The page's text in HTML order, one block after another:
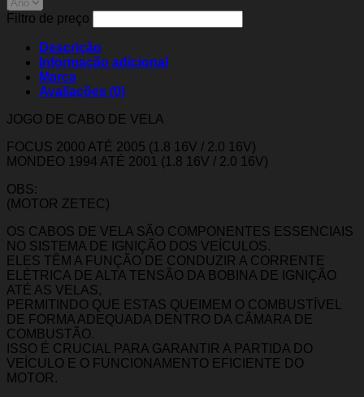
Filtro de preço
Descrição
Informação adicional
Marca
Avaliações (0)
JOGO DE CABO DE VELA
FOCUS 2000 ATÉ 2005 (1.8 16V / 2.0 16V)
MONDEO 1994 ATÉ 2001 (1.8 16V / 2.0 16V)
OBS:
(MOTOR ZETEC)
OS CABOS DE VELA SÃO COMPONENTES ESSENCIAIS
NO SISTEMA DE IGNIÇÃO DOS VEÍCULOS.
ELES TÊM A FUNÇÃO DE CONDUZIR A CORRENTE
ELÉTRICA DE ALTA TENSÃO DA BOBINA DE IGNIÇÃO
ATÉ AS VELAS,
PERMITINDO QUE ESTAS QUEIMEM O COMBUSTÍVEL
DE FORMA ADEQUADA DENTRO DA CÂMARA DE
COMBUSTÃO.
ISSO É CRUCIAL PARA GARANTIR A PARTIDA DO
VEÍCULO E O FUNCIONAMENTO EFICIENTE DO
MOTOR.